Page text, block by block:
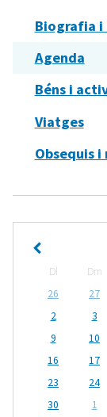
Biografia i
Agenda
Béns i
Viatges
Obsequis i
Dl Dm
26
27
2
3
9
10
16
17
23
24
30
1